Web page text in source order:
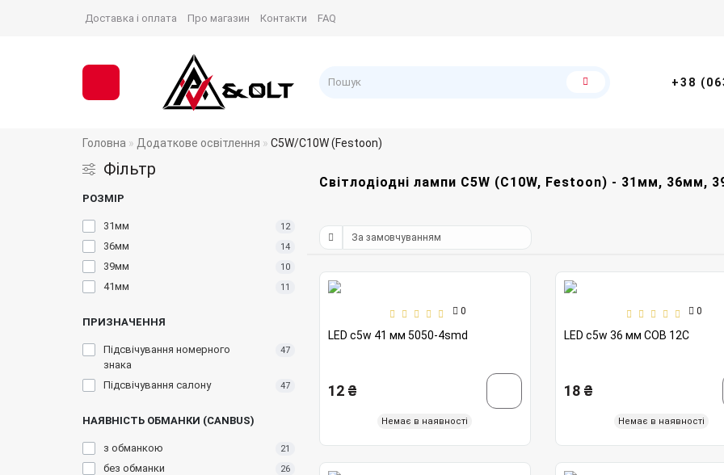
Доставка і оплата Про магазин Контакти FAQ
+38
Головна Додаткове освітлення C5W/C10W (Festoon)
Фільтр
РОЗМІР
31мм 12
36мм 14
39мм 10
41мм 11
ПРИЗНАЧЕННЯ
Підсвічування номерного
знака
47
Підсвічування салону 47
НАЯВНІСТЬ ОБМАНКИ (CANBUS)
з обманкою 21
без обманки 26
Світлодіодні лампи C5W (C10W, Festoon) - 31мм, 36мм,
0
LED c5w 41 мм 5050-4smd
12 ₴
Немає в наявності
0
LED c5w 36 мм COB 12C
18 ₴
Немає в наявності